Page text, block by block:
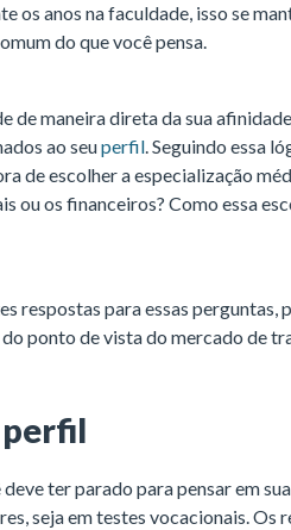
os anos na faculdade, isso se
do que você pensa.
de maneira direta da sua
ao seuperfil. Seguindo essa
de escolher a especialização
ou os financeiros? Como essa
respostas para essas perguntas,
ponto de vista do mercado de
perfil
ter parado para pensar em
seja em testes vocacionais. Os